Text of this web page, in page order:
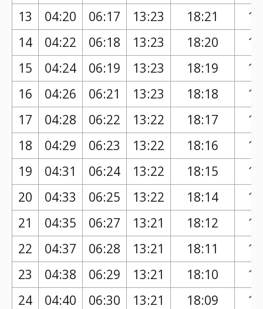
13 04:20 06:17 13:23 18:21
14
04:22 06:18 13:23 18:20
15
04:24 06:19 13:23 18:19
16
04:26 06:21 13:23 18:18
17
04:28 06:22 13:22 18:17
18
04:29 06:23 13:22 18:16
19
04:31 06:24 13:22 18:15
20
04:33 06:25 13:22 18:14
21
04:35 06:27 13:21 18:12
22
04:37 06:28 13:21 18:11
23
04:38 06:29 13:21 18:10
24
04:40 06:30 13:21 18:09